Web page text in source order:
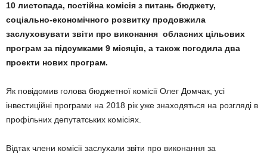
10 листопада, постійна комісія з питань бюджету,
соціально-економічного розвитку продовжила
заслуховувати звіти про виконання обласних цільових
програм за підсумками 9 місяців, а також погодила два
проекти нових програм.
Як повідомив голова бюджетної комісії Олег Домчак, усі
інвестиційні програми на 2018 рік уже знаходяться на розгляді в
профільних депутатських комісіях.
Відтак члени комісії заслухали звіти про виконання за